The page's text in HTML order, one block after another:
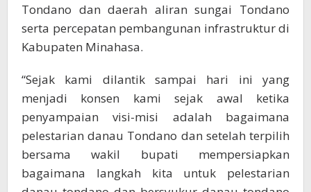
Tondano dan daerah aliran sungai Tondano
serta percepatan pembangunan infrastruktur di
Kabupaten Minahasa.
“Sejak kami dilantik sampai hari ini yang
menjadi konsen kami sejak awal ketika
penyampaian visi-misi adalah bagaimana
pelestarian danau Tondano dan setelah terpilih
bersama wakil bupati mempersiapkan
bagaimana langkah kita untuk pelestarian